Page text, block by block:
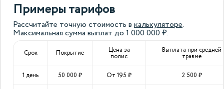
Примеры тарифов
Рассчитайте точную стоимость в калькуляторе.
Максимальная сумма выплат до 1 000 000 ₽.
Срок Покрытие Цена за
полис
Выплата при средней
травме
1 день 50 000 ₽ От 195 ₽ 2 500 ₽